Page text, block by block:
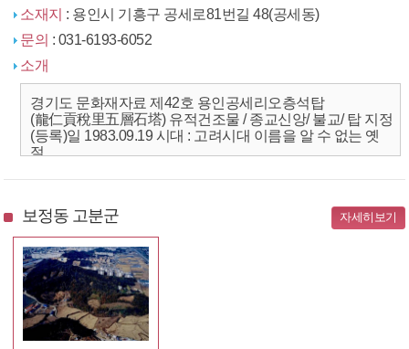
소재지 : 용인시 기흥구 공세로81번길 48(공세동)
문의 : 031-6193-6052
소개
경기도 문화재자료 제42호 용인공세리오층석탑
(龍仁貢稅里五層石塔) 유적건조물 / 종교신앙/ 불교/ 탑 지정
(등록)일 1983.09.19 시대 : 고려시대 이름을 알 수 없는 옛
절...
보정동 고분군 자세히보기